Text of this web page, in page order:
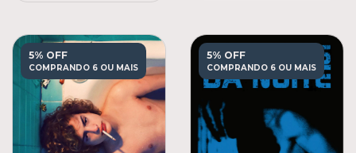
5% OFF
COMPRANDO 6 OU MAIS
5% OFF
COMPRANDO 6 OU MAIS